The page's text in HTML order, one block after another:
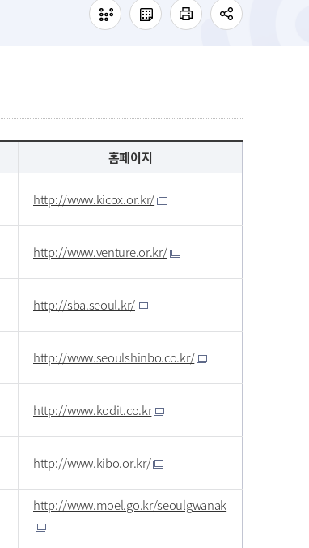
홈페이지
http://www.kicox.or.kr/
http://www.venture.or.kr/
http://sba.seoul.kr/
http://www.seoulshinbo.co.kr/
http://www.kodit.co.kr
http://www.kibo.or.kr/
http://www.moel.go.kr/seoulgwanak